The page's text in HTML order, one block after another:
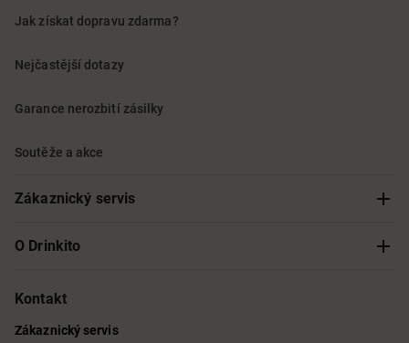
Jak získat dopravu zdarma?
Nejčastější dotazy
Garance nerozbití zásilky
Soutěže a akce
Zákaznický servis
Sledování objednávky
Obchodní podmínky
O Drinkito
O nás
Informace o přístupnosti služby
Kontakt
Zákaznický servis